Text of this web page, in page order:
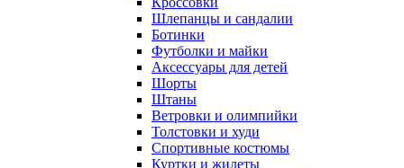
Шлепанцы и сандалии
Ботинки
Футболки и майки
Аксессуары для детей
Шорты
Штаны
Ветровки и олимпийки
Толстовки и худи
Спортивные костюмы
Куртки и жилеты